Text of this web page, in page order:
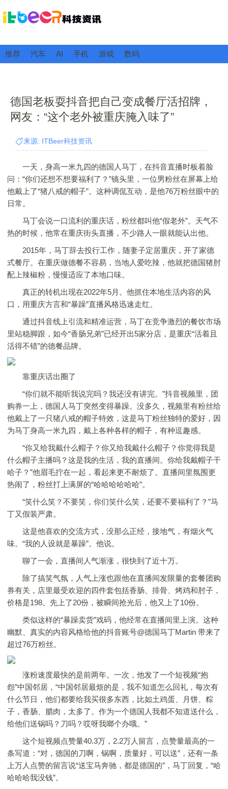
推荐 汽车 AI 手机 游戏 数码
德国老板耍抖音把自己变成餐厅活招牌，
网友：“这个老外被重庆腌入味了”
来源: ITBeer科技资讯
一天，身高一米九四的德国人马丁，在抖音直播时板着脸
问：“你们还想不想要福利了？”镜头里，一位男粉丝在屏幕上给
他戴上了“猪八戒的帽子”。这种调侃互动，是他76万粉丝眼中的
日常。
马丁会说一口流利的重庆话，粉丝都叫他“假老外”。天气不
热的时候，他常在重庆街头直播，不少路人一眼就能认出他。
2015年，马丁辞去投行工作，随妻子定居重庆，开了家德
式餐厅。在重庆做德餐不容易，当地人爱吃辣，他就把德国猪肘
配上辣椒粉，慢慢适应了本地口味。
真正的转机出现在2022年5月。他抓住本地生活内容的风
口，用重庆方言和“暴躁”直播风格迅速走红。
通过抖音线上引流和精准运营，马丁在竞争激烈的餐饮市场
里站稳脚跟，如今“香肠兄弟”已经开出5家分店，是重庆“活着且
活得不错”的德餐品牌。
靠重庆话出圈了
“你们就不能听我说完吗？我还没有讲完。”抖音视频里，团
购券一上，德国人马丁突然变得暴躁。没多久，视频里有粉丝给
他戴上了一只猪八戒的帽子特效，这是马丁粉丝独特的爱好，因
为马丁身高一米九四，戴上各种各样的帽子，有种逗趣感。
“你又给我戴什么帽子？你又给我戴什么帽子？你觉得我是
什么帽子主播吗？这是我的生活，我的直播间。你给我戴帽子干
哈子？”他眉毛拧在一起，看起来更不耐烦了。直播间里氛围更
热闹了，粉丝打上满屏的“哈哈哈哈哈哈”。
“笑什么笑？不要笑，你们笑什么笑，还要不要福利了？”马
丁又假装严肃。
这是他喜欢的交流方式，没那么正经，接地气，有烟火气
味。“我的人设就是暴躁”。他说。
聊了一会，直播间人气渐涨，很快到了近十万。
除了搞笑气氛，人气上涨也跟他在直播间发限量的套餐团购
券有关，店里最受欢迎的四件套包括香肠、排骨、烤鸡和肘子，
价格是198。先上了20份，被瞬间抢光后，他又上了10份。
类似这样的“暴躁卖货”戏码，他经常在直播间里上演。这种
幽默、真实的内容风格给他的抖音账号@德国马丁Martin 带来了
超过76万粉丝。
涨粉速度最快的是前两年。一次，他发了一个短视频“抱
怨”中国邻居，“中国邻居最烦的是，我不知道怎么回礼，每次有
什么节日，他们都要给我买很多东西，比如土鸡蛋、月饼、粽
子，香肠、腊肉，太多了。作为一个德国人我都不知道送什么，
给他们送锅吗？刀吗？哎呀我啷个办哦。”
这个短视频点赞量40.3万，2.2万人留言，点赞量最高的一
条写道：“对，德国的刀啊，锅啊，质量好，可以送”，还有一条
上万人点赞的留言说“送宝马奔驰，都是德国的”，马丁回复，“哈
哈哈哈我没钱”。